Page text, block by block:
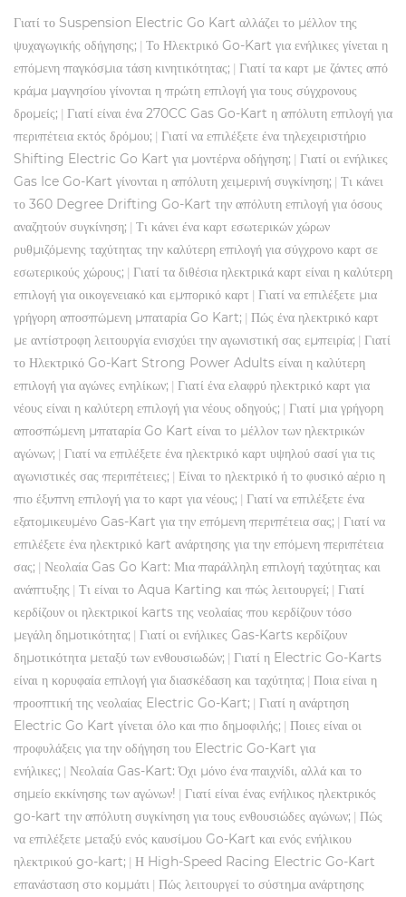
Γιατί το Suspension Electric Go Kart αλλάζει το μέλλον της
ψυχαγωγικής οδήγησης;
Το Ηλεκτρικό Go-Kart για ενήλικες γίνεται η
επόμενη παγκόσμια τάση κινητικότητας;
Γιατί τα καρτ με ζάντες από
κράμα μαγνησίου γίνονται η πρώτη επιλογή για τους σύγχρονους
δρομείς;
Γιατί είναι ένα 270CC Gas Go-Kart η απόλυτη επιλογή για
περιπέτεια εκτός δρόμου;
Γιατί να επιλέξετε ένα τηλεχειριστήριο
Shifting Electric Go Kart για μοντέρνα οδήγηση;
Γιατί οι ενήλικες
Gas Ice Go-Kart γίνονται η απόλυτη χειμερινή συγκίνηση;
Τι κάνει
το 360 Degree Drifting Go-Kart την απόλυτη επιλογή για όσους
αναζητούν συγκίνηση;
Τι κάνει ένα καρτ εσωτερικών χώρων
ρυθμιζόμενης ταχύτητας την καλύτερη επιλογή για σύγχρονο καρτ σε
εσωτερικούς χώρους;
Γιατί τα διθέσια ηλεκτρικά καρτ είναι η καλύτερη
επιλογή για οικογενειακό και εμπορικό καρτ
Γιατί να επιλέξετε μια
γρήγορη αποσπώμενη μπαταρία Go Kart;
Πώς ένα ηλεκτρικό καρτ
με αντίστροφη λειτουργία ενισχύει την αγωνιστική σας εμπειρία;
Γιατί
το Ηλεκτρικό Go-Kart Strong Power Adults είναι η καλύτερη
επιλογή για αγώνες ενηλίκων;
Γιατί ένα ελαφρύ ηλεκτρικό καρτ για
νέους είναι η καλύτερη επιλογή για νέους οδηγούς;
Γιατί μια γρήγορη
αποσπώμενη μπαταρία Go Kart είναι το μέλλον των ηλεκτρικών
αγώνων;
Γιατί να επιλέξετε ένα ηλεκτρικό καρτ υψηλού σασί για τις
αγωνιστικές σας περιπέτειες;
Είναι το ηλεκτρικό ή το φυσικό αέριο η
πιο έξυπνη επιλογή για το καρτ για νέους;
Γιατί να επιλέξετε ένα
εξατομικευμένο Gas-Kart για την επόμενη περιπέτεια σας;
Γιατί να
επιλέξετε ένα ηλεκτρικό kart ανάρτησης για την επόμενη περιπέτεια
σας;
Νεολαία Gas Go Kart: Μια παράλληλη επιλογή ταχύτητας και
ανάπτυξης
Τι είναι το Aqua Karting και πώς λειτουργεί;
Γιατί
κερδίζουν οι ηλεκτρικοί karts της νεολαίας που κερδίζουν τόσο
μεγάλη δημοτικότητα;
Γιατί οι ενήλικες Gas-Karts κερδίζουν
δημοτικότητα μεταξύ των ενθουσιωδών;
Γιατί η Electric Go-Karts
είναι η κορυφαία επιλογή για διασκέδαση και ταχύτητα;
Ποια είναι η
προοπτική της νεολαίας Electric Go-Kart;
Γιατί η ανάρτηση
Electric Go Kart γίνεται όλο και πιο δημοφιλής;
Ποιες είναι οι
προφυλάξεις για την οδήγηση του Electric Go-Kart για
ενήλικες;
Νεολαία Gas-Kart: Όχι μόνο ένα παιχνίδι, αλλά και το
σημείο εκκίνησης των αγώνων!
Γιατί είναι ένας ενήλικος ηλεκτρικός
go-kart την απόλυτη συγκίνηση για τους ενθουσιώδες αγώνων;
Πώς
να επιλέξετε μεταξύ ενός καυσίμου Go-Kart και ενός ενήλικου
ηλεκτρικού go-kart;
Η High-Speed ​​Racing Electric Go-Kart
επανάσταση στο κομμάτι Πώς λειτουργεί το σύστημα ανάρτησης